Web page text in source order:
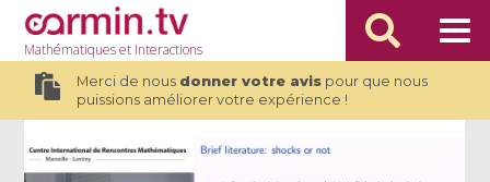
Mathématiqueset Interactions
Merci de nous donner votre avispour que nous
puissions améliorer votre expérience !